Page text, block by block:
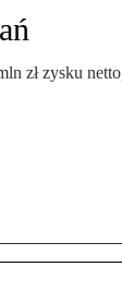
zł zysku